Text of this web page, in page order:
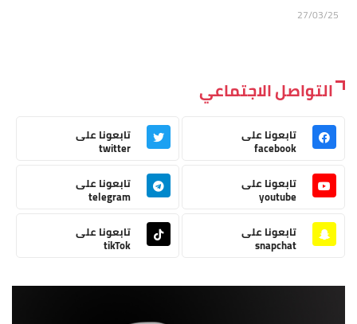
27/03/25
التواصل الاجتماعي
تابعونا على
facebook
تابعونا على
twitter
تابعونا على
youtube
تابعونا على
telegram
تابعونا على
snapchat
تابعونا على
tikTok